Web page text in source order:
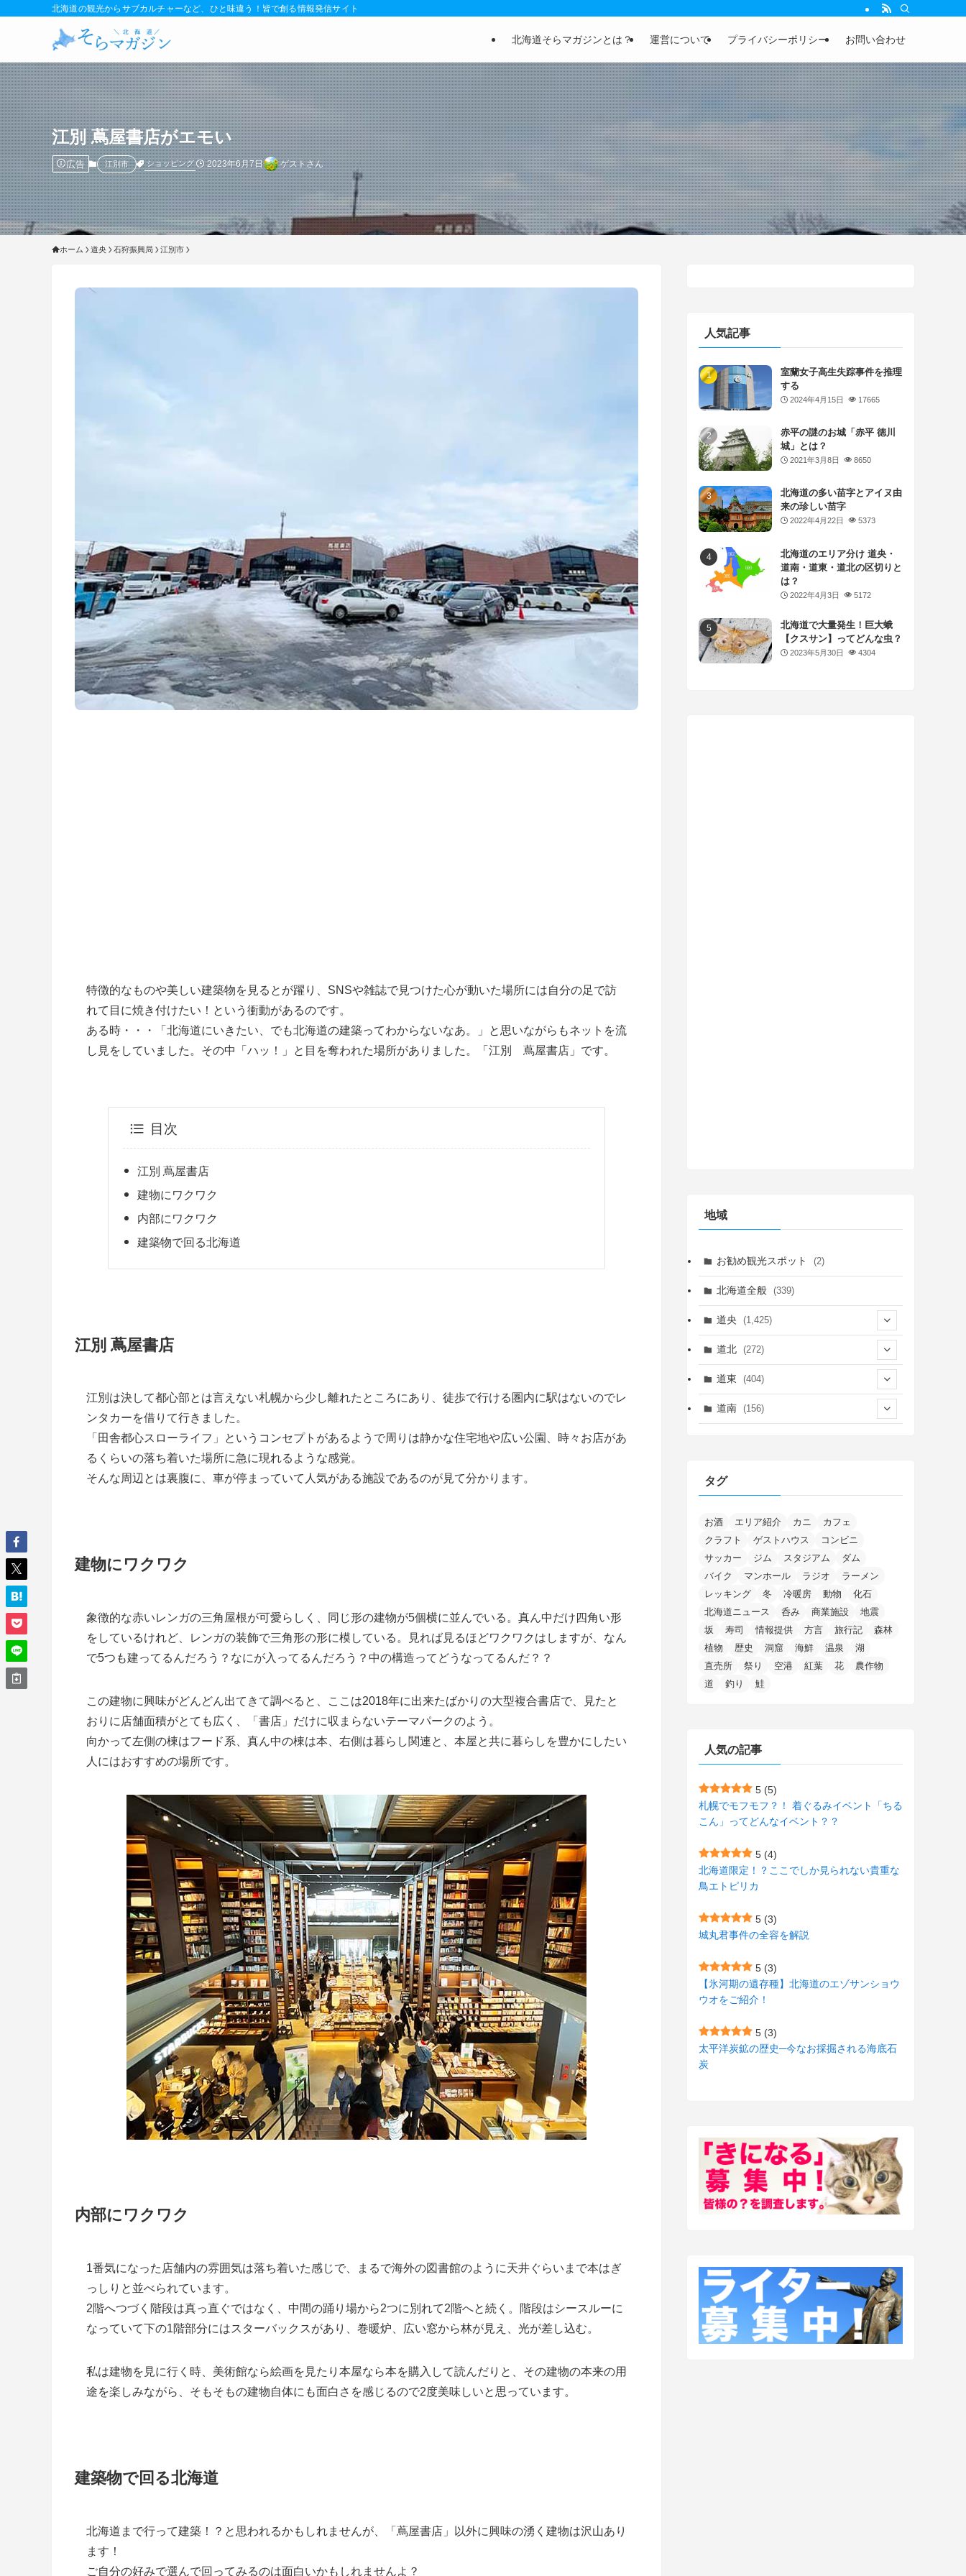
北海道の観光からサブカルチャーなど、ひと味違う！皆で創る情報発信サイト
北海道そらマガジンとは？ 運営について プライバシーポリシー お問い合わせ
江別 蔦屋書店がエモい
広告 江別市 ショッピング 2023年6月7日 ゲストさん
ホーム 道央 石狩振興局 江別市
特徴的なものや美しい建築物を見るとが躍り、SNSや雑誌で見つけた心が動いた場所には自分の足で訪
れて目に焼き付けたい！という衝動があるのです。
ある時・・・「北海道にいきたい、でも北海道の建築ってわからないなあ。」と思いながらもネットを流
し見をしていました。その中「ハッ！」と目を奪われた場所がありました。「江別 蔦屋書店」です。
目次
江別 蔦屋書店
建物にワクワク
内部にワクワク
建築物で回る北海道
江別 蔦屋書店
江別は決して都心部とは言えない札幌から少し離れたところにあり、徒歩で行ける圏内に駅はないのでレ
ンタカーを借りて行きました。
「田舎都心スローライフ」というコンセプトがあるようで周りは静かな住宅地や広い公園、時々お店があ
るくらいの落ち着いた場所に急に現れるような感覚。
そんな周辺とは裏腹に、車が停まっていて人気がある施設であるのが見て分かります。
建物にワクワク
象徴的な赤いレンガの三角屋根が可愛らしく、同じ形の建物が5個横に並んでいる。真ん中だけ四角い形
をしているけれど、レンガの装飾で三角形の形に模している。見れば見るほどワクワクはしますが、なん
で5つも建ってるんだろう？なにが入ってるんだろう？中の構造ってどうなってるんだ？？
この建物に興味がどんどん出てきて調べると、ここは2018年に出来たばかりの大型複合書店で、見たと
おりに店舗面積がとても広く、「書店」だけに収まらないテーマパークのよう。
向かって左側の棟はフード系、真ん中の棟は本、右側は暮らし関連と、本屋と共に暮らしを豊かにしたい
人にはおすすめの場所です。
内部にワクワク
1番気になった店舗内の雰囲気は落ち着いた感じで、まるで海外の図書館のように天井ぐらいまで本はぎ
っしりと並べられています。
2階へつづく階段は真っ直ぐではなく、中間の踊り場から2つに別れて2階へと続く。階段はシースルーに
なっていて下の1階部分にはスターバックスがあり、巻暖炉、広い窓から林が見え、光が差し込む。
私は建物を見に行く時、美術館なら絵画を見たり本屋なら本を購入して読んだりと、その建物の本来の用
途を楽しみながら、そもそもの建物自体にも面白さを感じるので2度美味しいと思っています。
建築物で回る北海道
北海道まで行って建築！？と思われるかもしれませんが、「蔦屋書店」以外に興味の湧く建物は沢山あり
ます！
ご自分の好みで選んで回ってみるのは面白いかもしれませんよ？
人気記事
室蘭女子高生失踪事件を推理
する
2024年4月15日 17665
赤平の謎のお城「赤平 徳川
城」とは？
2021年3月8日 8650
北海道の多い苗字とアイヌ由
来の珍しい苗字
2022年4月22日 5373
北海道のエリア分け 道央・
道南・道東・道北の区切りと
は？
2022年4月3日 5172
北海道で大量発生！巨大蛾
【クスサン】ってどんな虫？
2023年5月30日 4304
地域
お勧め観光スポット (2)
北海道全般 (339)
道央 (1,425)
(339)
(14)
(11)
(27)
(7)
(21)
(4)
(7)
(2)
(1)
(7)
(10)
(5)
(2)
(72)
(5)
(15)
(9)
(11)
(3)
(15)
(157)
(52)
(3)
(4)
(4)
道北 (272)
(27)
(6)
(5)
(5)
(35)
(11)
(2)
(43)
(5)
(1)
(8)
(5)
(4)
(1)
(10)
(2)
(1)
(8)
(1)
(3)
道東 (404)
(9)
(15)
(2)
(1)
(11)
(12)
(4)
(2)
(3)
(3)
(7)
(5)
(5)
(24)
(3)
(1)
(31)
(7)
(12)
(4)
(27)
(6)
(2)
(1)
(9)
(5)
(8)
(5)
(10)
道南 (156)
(2)
(1)
(96)
(6)
(4)
(1)
(4)
タグ
お酒 エリア紹介 カニ
カフェ
クラフト
ゲストハウス
コンビニ
サッカー
ジム スタジアム
ダム
バイク
マンホール ラジオ
ラーメン
レッキング
冬 冷暖房 動物
化石
北海道ニュース
呑み 商業施設
地震
坂
寿司 情報提供 方言 旅行記
森林
植物
歴史 洞窟 海鮮 温泉
湖
直売所
祭り 空港 紅葉 花
農作物
道
釣り 鮭
人気の記事
5 (5)
札幌でモフモフ？！ 着ぐるみイベント「ちる
こん」ってどんなイベント？？
5 (4)
北海道限定！？ここでしか見られない貴重な
鳥エトピリカ
5 (3)
城丸君事件の全容を解説
5 (3)
【氷河期の遺存種】北海道のエゾサンショウ
ウオをご紹介！
5 (3)
太平洋炭鉱の歴史─今なお採掘される海底石
炭